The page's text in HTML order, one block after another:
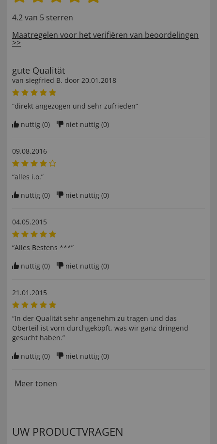
4.2 van 5 sterren
Maatregelen voor het verifiëren van beoordelingen
>>
gute Qualität
van siegfried B. door 20.01.2018
“direkt angezogen und sehr zufrieden”
nuttig (0) niet nuttig (0)
09.08.2016
“alles i.o.”
nuttig (0) niet nuttig (0)
04.05.2015
“Alles Bestens ***”
nuttig (0) niet nuttig (0)
21.01.2015
“In der Qualität sehr angenehm zu tragen und das
Oberteil ist vorn durchgeköpft, was wir ganz dringend
gesucht haben.”
nuttig (0) niet nuttig (0)
Meer tonen
UW PRODUCTVRAGEN